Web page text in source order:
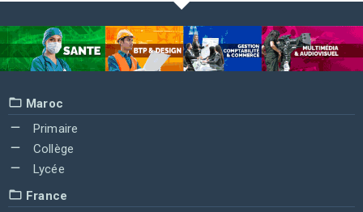
Maroc
Primaire
Collège
Lycée
France